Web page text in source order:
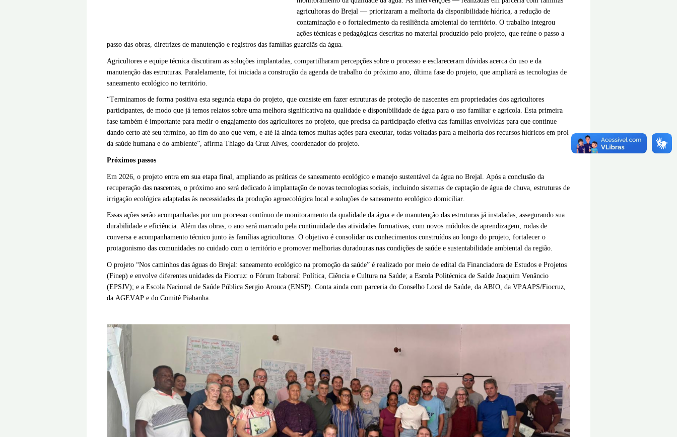
agricultoras do Brejal — priorizaram a melhoria da disponibilidade hídrica, a redução de
contaminação e o fortalecimento da resiliência ambiental do território. O trabalho integrou
ações técnicas e pedagógicas descritas no material produzido pelo projeto, que reúne o passo a
passo das obras, diretrizes de manutenção e registros das famílias guardiãs da água.
Agricultores e equipe técnica discutiram as soluções implantadas, compartilharam percepções sobre o processo e esclareceram dúvidas acerca do uso e da
manutenção das estruturas. Paralelamente, foi iniciada a construção da agenda de trabalho do próximo ano, última fase do projeto, que ampliará as tecnologias de
saneamento ecológico no território.
“Terminamos de forma positiva esta segunda etapa do projeto, que consiste em fazer estruturas de proteção de nascentes em propriedades dos agricultores
participantes, de modo que já temos relatos sobre uma melhora significativa na qualidade e disponibilidade de água para o uso familiar e agrícola. Esta primeira
fase também é importante para medir o engajamento dos agricultores no projeto, que precisa da participação efetiva das famílias envolvidas para que continue
dando certo até seu término, ao fim do ano que vem, e até lá ainda temos muitas ações para executar, todas voltadas para a melhoria dos recursos hídricos em prol
da saúde humana e do ambiente”, afirma Thiago da Cruz Alves, coordenador do projeto.
Próximos passos
Em 2026, o projeto entra em sua etapa final, ampliando as práticas de saneamento ecológico e manejo sustentável da água no Brejal. Após a conclusão da
recuperação das nascentes, o próximo ano será dedicado à implantação de novas tecnologias sociais, incluindo sistemas de captação de água de chuva, estruturas de
irrigação ecológica adaptadas às necessidades da produção agroecológica local e soluções de saneamento ecológico domiciliar.
Essas ações serão acompanhadas por um processo contínuo de monitoramento da qualidade da água e de manutenção das estruturas já instaladas, assegurando sua
durabilidade e eficiência. Além das obras, o ano será marcado pela continuidade das atividades formativas, com novos módulos de aprendizagem, rodas de
conversa e acompanhamento técnico junto às famílias agricultoras. O objetivo é consolidar os conhecimentos construídos ao longo do projeto, fortalecer o
protagonismo das comunidades no cuidado com o território e promover melhorias duradouras nas condições de saúde e sustentabilidade ambiental da região.
O projeto “Nos caminhos das águas do Brejal: saneamento ecológico na promoção da saúde” é realizado por meio de edital da Financiadora de Estudos e Projetos
(Finep) e envolve diferentes unidades da Fiocruz: o Fórum Itaboraí: Política, Ciência e Cultura na Saúde; a Escola Politécnica de Saúde Joaquim Venâncio
(EPSJV); e a Escola Nacional de Saúde Pública Sergio Arouca (ENSP). Conta ainda com parceria do Conselho Local de Saúde, da ABIO, da VPAAPS/Fiocruz,
da AGEVAP e do Comitê Piabanha.